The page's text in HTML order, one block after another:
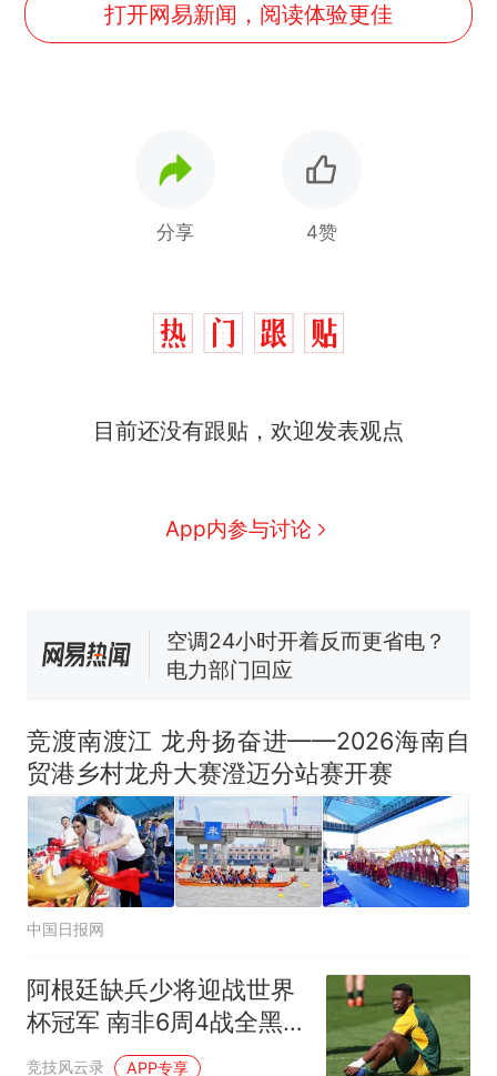
打开网易新闻，阅读体验更佳
分享 4赞
目前还没有跟贴，欢迎发表观点
App内参与讨论
因老师一句“跟我回家”改写了
眼了……
十多万人报名的考试，成绩全
部作废，公平么？
佛山一中学招聘物理教师，笔
试前13名均遭淘汰？教育局：
核查
搜，网友：天塌了！
热
那个在床头放菜刀的女孩，
因老师一句“跟我回家”改写了
人生
竞渡南渡江 龙舟扬奋进——2026海南自
贸港乡村龙舟大赛澄迈分站赛开赛
中国日报网
阿根廷缺兵少将迎战世界
杯冠军 南非6周4战全黑
前先过这道关
竞技风云录 APP专享